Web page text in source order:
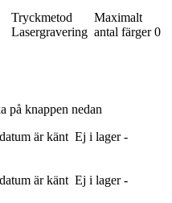
Tryckmetod
Lasergravering
Maximalt
antal färger 0
på knappen nedan
är känt Ej i lager -
är känt Ej i lager -